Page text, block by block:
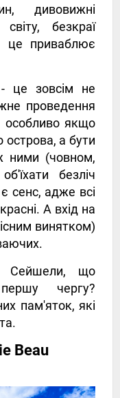
дивовижні
безкраї
це приваблює
це зовсім не
проведення
особливо якщо
острова, а бути
ними (човном,
безліч
сенс, адже всі
А вхід на
винятком)
Сейшели, що
чергу?
пам'яток, які
Beau